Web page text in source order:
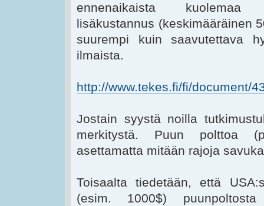
ennenaikaista kuolemaa
lisäkustannus (keskimääräinen
suurempi kuin saavutettava
ilmaista.
http://www.tekes.fi/fi/document/
Jostain syystä noilla
merkitystä. Puun polttoa
asettamatta mitään rajoja
Toisaalta tiedetään, että
(esim. 1000$)